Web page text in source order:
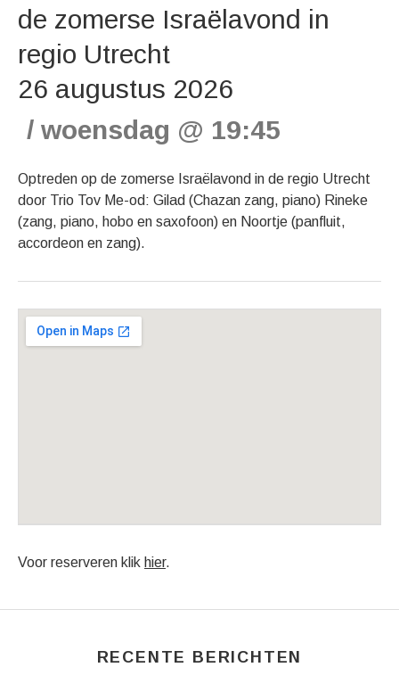
de zomerse Israëlavond in
regio Utrecht
26 augustus 2026
woensdag @ 19:45
Optreden op de zomerse Israëlavond in de regio Utrecht
door Trio Tov Me-od: Gilad (Chazan zang, piano) Rineke
(zang, piano, hobo en saxofoon) en Noortje (panfluit,
accordeon en zang).
Regio Utrecht (wordt nader bekendgemaakt)
Voor reserveren klik hier.
RECENTE BERICHTEN